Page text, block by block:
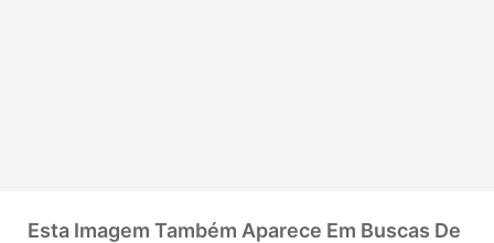
Esta Imagem Também Aparece Em Buscas De